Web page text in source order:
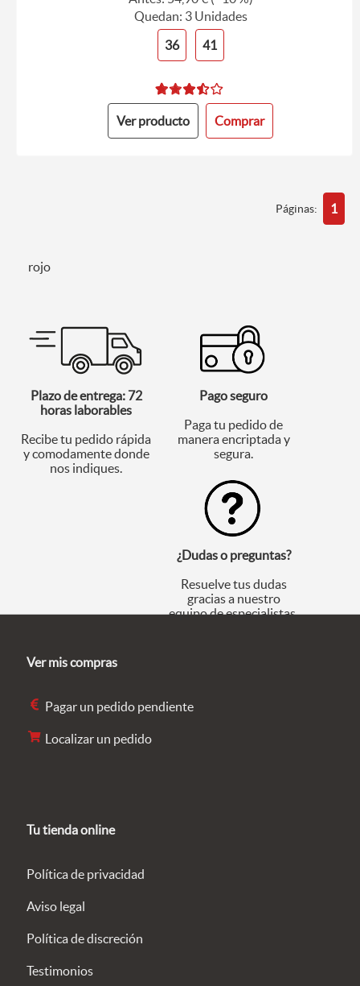
Quedan: 3 Unidades
36
41
Ver producto Comprar
Páginas: 1
rojo
Plazo de entrega: 72
horas laborables
Recibe tu pedido rápida
y comodamente donde
nos indiques.
Pago seguro
Paga tu pedido de
manera encriptada y
segura.
¿Dudas o preguntas?
Resuelve tus dudas
gracias a nuestro
equipo de especialistas.
Ver mis compras
Pagar un pedido pendiente
Localizar un pedido
Tu tienda online
Política de privacidad
Aviso legal
Política de discreción
Testimonios